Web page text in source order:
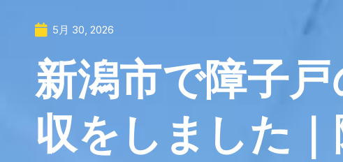
5月 30, 2026
新潟市で障子戸
収をしました